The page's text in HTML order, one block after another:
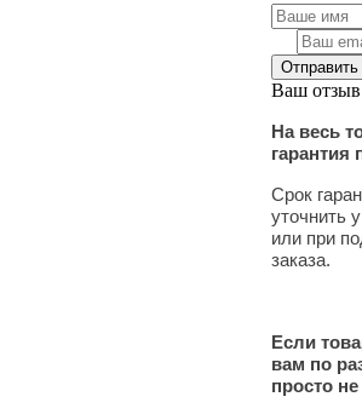
Ваш отзыв
На весь
гарантия
Срок
уточнить
или при
заказа.
Если
вам по
просто